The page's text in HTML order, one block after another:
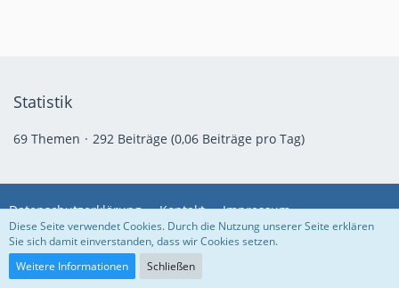
Statistik
69 Themen 292 Beiträge (0,06 Beiträge pro Tag)
Datenschutzerklärung Kontakt Impressum
Community-Software:
Diese Seite verwendet Cookies. Durch die Nutzung unserer Seite erklären
Sie sich damit einverstanden, dass wir Cookies setzen.
Weitere Informationen
Schließen